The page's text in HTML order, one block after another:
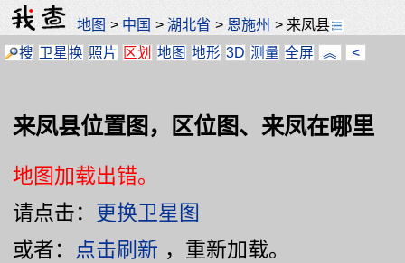
地图 > 中国 >湖北省 > 恩施州 >来凤县
搜 卫星换 照片 区划 地图 地形 3D 测量 全屏 ︽ <
来凤县位置图，区位图、来凤在哪里
地图加载出错。
请点击： 更换卫星图
或者： 点击刷新 ，重新加载。